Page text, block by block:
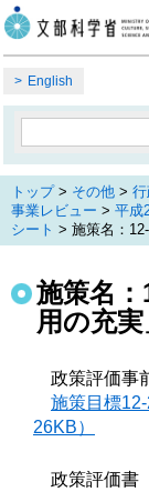
English
トップ> その他 >
事業レビュー > 平成
シート > 施策名：
施策名
用の充実
政策評価事
施策目標
26KB）
政策評価書